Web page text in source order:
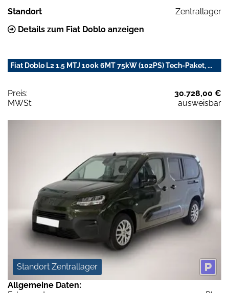
Standort
Zentrallager
Details zum Fiat Doblo anzeigen
Fiat Doblo L2 1.5 MTJ 100k 6MT 75kW (102PS) Tech-Paket, ...
Preis:
30.728,00 €
MWSt:
ausweisbar
Standort Zentrallager
Allgemeine Daten: